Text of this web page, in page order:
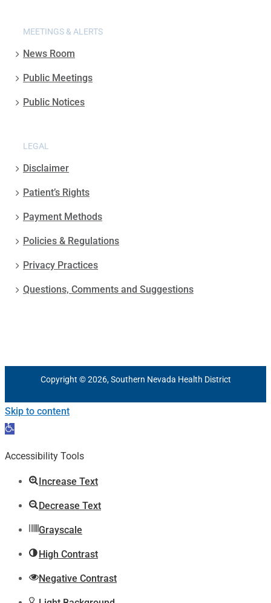
MEETINGS & ALERTS
News Room
Public Meetings
Public Notices
LEGAL
Disclaimer
Patient’s Rights
Payment Methods
Policies & Regulations
Privacy Practices
Questions, Comments and Suggestions
Copyright © 2026, Southern Nevada Health District
Skip to content
Open
Accessibility Tools
Increase Text
Decrease Text
Grayscale
High Contrast
Negative Contrast